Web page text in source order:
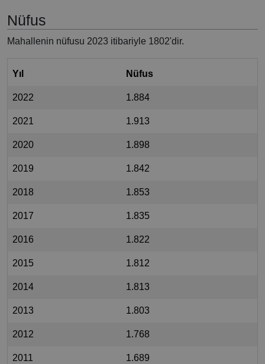
Nüfus
Mahallenin nüfusu 2023 itibariyle 1802'dir.
Yıl Nüfus
2022 1.884
2021 1.913
2020 1.898
2019 1.842
2018 1.853
2017 1.835
2016 1.822
2015 1.812
2014 1.813
2013 1.803
2012 1.768
2011 1.689